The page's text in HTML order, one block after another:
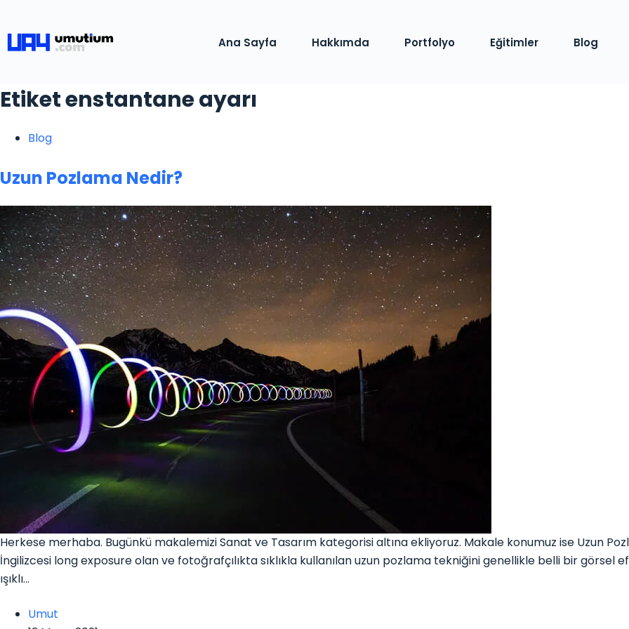
Ana Sayfa Hakkımda Portfolyo Eğitimler Blog
Etiketenstantane ayarı
Blog
Uzun Pozlama Nedir?
Herkese merhaba. Bugünkü makalemizi Sanat ve Tasarım kategorisi altına ekliyoruz. Makale konumuz ise Uzun
İngilizcesi long exposure olan ve fotoğrafçılıkta sıklıkla kullanılan uzun pozlama tekniğini genellikle belli bir görsel
ışıklı…
Umut